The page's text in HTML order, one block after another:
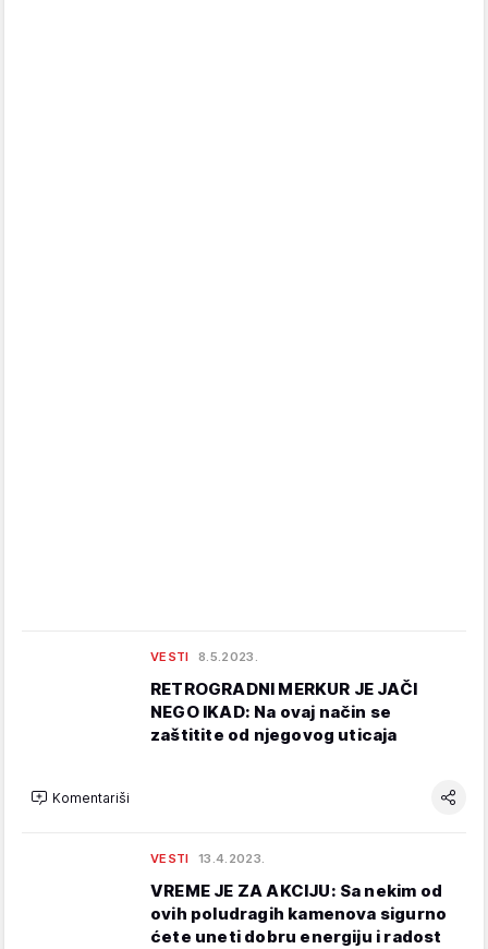
VESTI 8.5.2023.
RETROGRADNI MERKUR JE JAČI
NEGO IKAD: Na ovaj način se
zaštitite od njegovog uticaja
Komentariši
VESTI 13.4.2023.
VREME JE ZA AKCIJU: Sa nekim od
ovih poludragih kamenova sigurno
ćete uneti dobru energiju i radost